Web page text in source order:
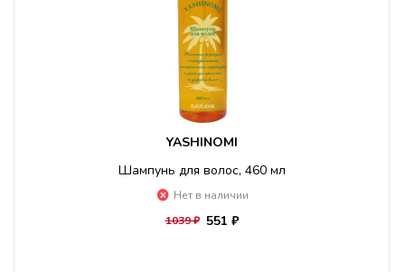
YASHINOMI
Шампунь для волос, 460 мл
Нет в наличии
1039 ₽ 551 ₽